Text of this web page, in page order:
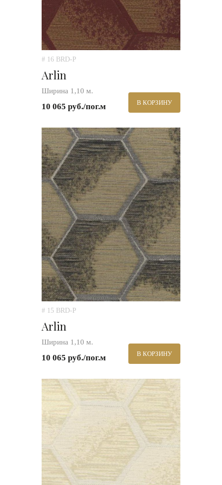
# 16 BRD-P
Arlin
Ширина 1,10 м.
10 065 руб./пог.м В КОРЗИНУ
# 15 BRD-P
Arlin
Ширина 1,10 м.
10 065 руб./пог.м В КОРЗИНУ